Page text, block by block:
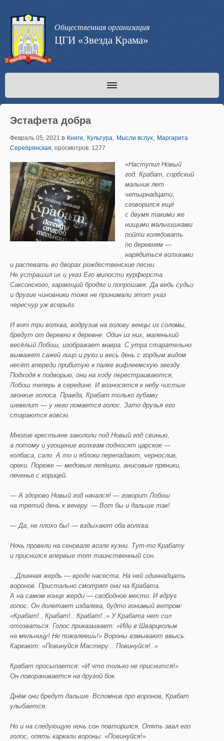
Общественная организация
ЦГИ «Звезда Крама»
Эстафета добра
Февраль 05, 2021 в Книги, Культура, Мысли вслух, Маргарита
Серебрянская, просмотров: 1277
«Наступил Новый
год. Крабат, сорбский
мальчик лет
четырнадцати,
сговорился ещё
с двумя такими же
нищими мальчишками
пойти колядовать
по деревням —
нарядиться волхвами
и распевать во дворах рождественские песни.
Не устрашил их и указ Его милости курфюрста
Саксонского, карающий бродяг и попрошаек. Да ведь судьи
и другие чиновники тоже не принимали этот указ
чересчур уж всерьёз.
И вот три волхва, водрузив на голову венцы из соломы,
бредут от деревни к деревне. Один из них, маленький
весёлый Лобош, изображает мавра. С утра старательно
вымажет сажей лицо и руки и весь день с гордым видом
несёт впереди прибитую к палке вифлеемскую звезду.
Подходя к подворью, они на ходу перестраиваются,
Лобош теперь в середине. И возносятся к небу чистые
звонкие голоса. Правда, Крабат только губами
шевелит — у него ломается голос. Зато друзья его
стараются вовсю.
Многие крестьяне закололи под Новый год свинью,
а потому и угощение волхвам подносят царское —
колбаса, сало. А то и яблоки перепадают, чернослив,
орехи. Пореже — медовые лепёшки, анисовые пряники,
печенье с корицей.
— А здорово Новый год начался! — говорит Лобош
на третий день к вечеру. — Вот бы и дальше так!
— Да, не плохо бы! — вздыхают оба волхва.
Ночь провели на сеновале возле кузни. Тут-то Крабату
и приснился впервые тот таинственный сон.
...Длинная жердь — вроде насеста. На ней одиннадцать
воронов. Пристально смотрят они на Крабата.
А на самом конце жерди — свободное место. И вдруг
голос. Он долетает издалека, будто гонимый ветром:
«Крабат!.. Крабат!.. Крабат!..» У Крабата нет сил
отозваться. Голос приказывает: «Иди в Шварцкольм
на мельницу! Не пожалеешь!» Вороны взмывают ввысь.
Каркают: «Повинуйся Мастеру... Повинуйся!..»
Крабат просыпается: «И что только не приснится!»
Он поворачивается на другой бок.
Днём они бредут дальше. Вспомнив про воронов, Крабат
улыбается.
Но и на следующую ночь сон повторился. Опять звал его
голос, опять каркали вороны: «Повинуйся!»